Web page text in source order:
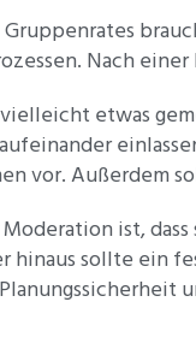
Gruppenrates
Nach
etwas
vor. Außerdem
ist,
hinaus sollte ein